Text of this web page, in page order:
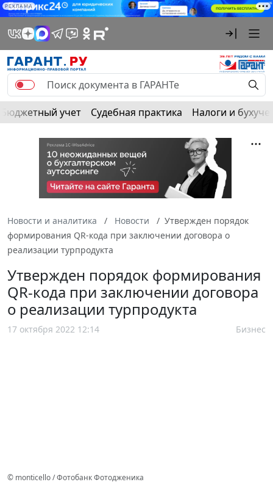
РЕКЛАМА
Бюджетный учет Судебная практика Налоги и
Новости и аналитика Новости
Утвержден порядок
формирования QR-кода при заключении договора о
реализации турпродукта
Утвержден порядок формирования
QR-кода при заключении договора
о реализации турпродукта
17 октября 2022 12:14 Бизнес
© monticello / Фотобанк Фотодженика